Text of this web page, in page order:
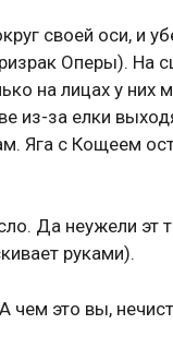
своей оси, и
Оперы). На
на лицах у них
из-за елки
Яга с Кощеем
Да неужели эт
руками).
чем это вы,